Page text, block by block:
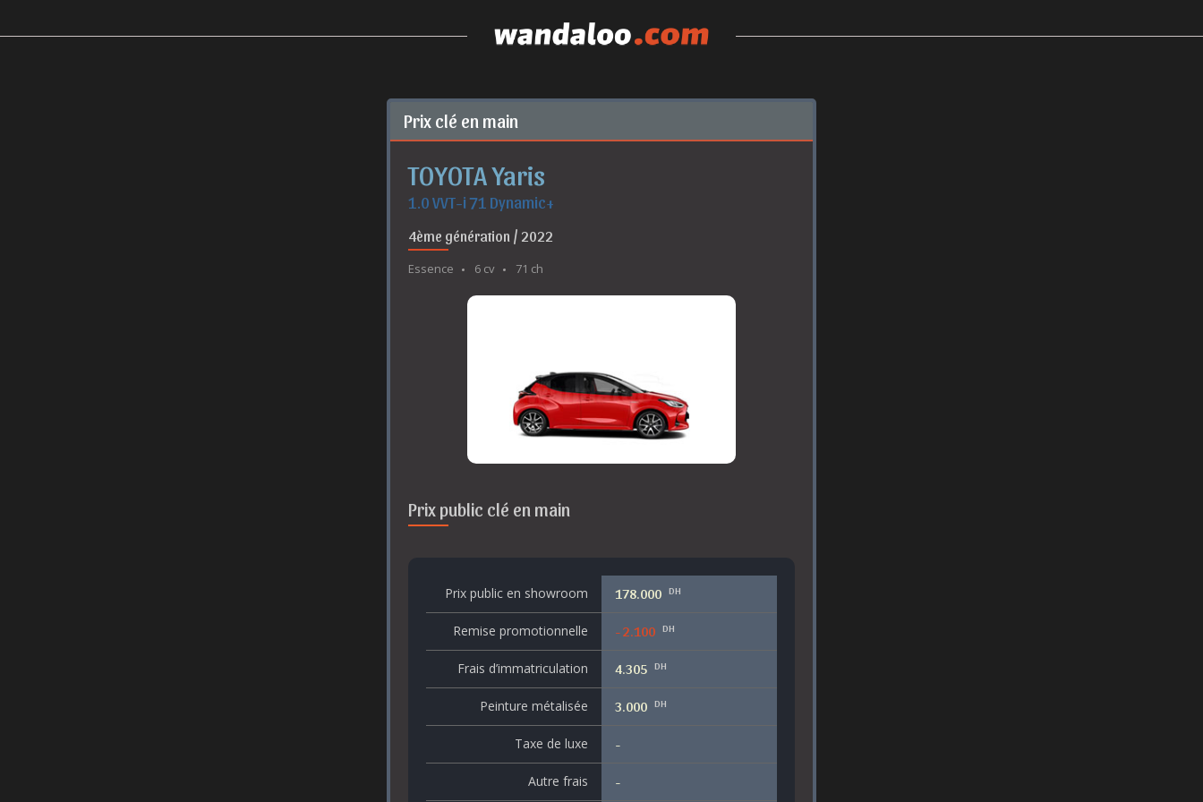
Prix clé en main
TOYOTA Yaris
1.0 VVT-i 71 Dynamic+
4ème génération / 2022
Essence 6 cv 71 ch
Prix public clé en main
Prix public en showroom 178.000 DH
Remise promotionnelle - 2.100 DH
Frais d’immatriculation 4.305 DH
Peinture métalisée 3.000 DH
Taxe de luxe -
Autre frais -